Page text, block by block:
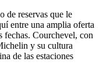
de reservas que le
entre una amplia oferta
fechas. Courchevel, con
y su cultura
de las estaciones